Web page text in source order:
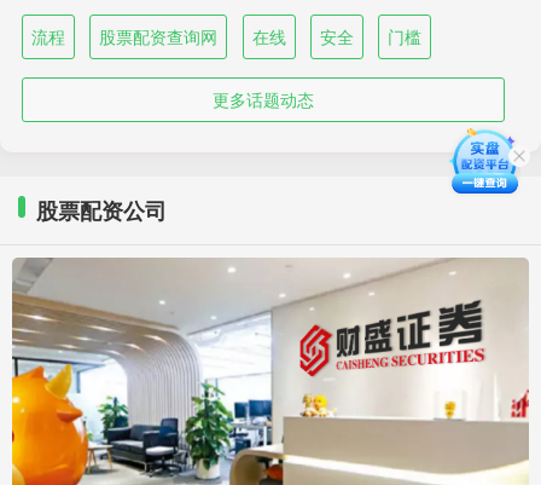
流程 股票配资查询网 在线 安全 门槛
更多话题动态
股票配资公司